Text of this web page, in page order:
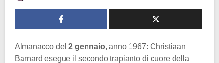
Almanacco del 2 gennaio, anno 1967: Christiaan
Barnard esegue il secondo trapianto di cuore della